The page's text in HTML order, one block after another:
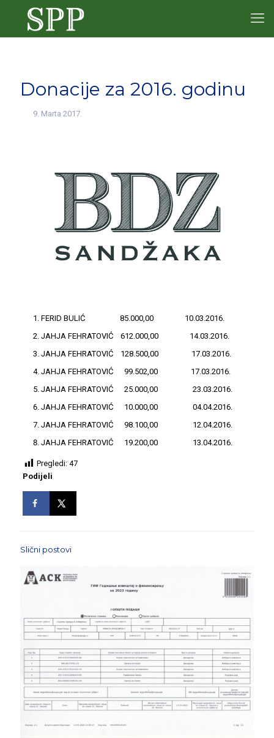
Donacije za 2016. godinu
9. Marta 2017.
FERID BULIĆ 85.000,00 10.03.2016.
JAHJA FEHRATOVIĆ 612.000,00 14.03.2016.
JAHJA FEHRATOVIĆ 128.500,00 17.03.2016.
JAHJA FEHRATOVIĆ 99.502,00 17.03.2016.
JAHJA FEHRATOVIĆ 25.000,00 23.03.2016.
JAHJA FEHRATOVIĆ 10.000,00 04.04.2016.
JAHJA FEHRATOVIĆ 98.100,00 12.04.2016.
JAHJA FEHRATOVIĆ 19.200,00 13.04.2016.
Pregledi: 47
Podijeli
Slični postovi